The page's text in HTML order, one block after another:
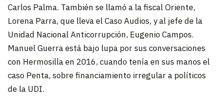
Carlos Palma. También se llamó a la fiscal Oriente,
Lorena Parra, que lleva el Caso Audios, y al jefe de la
Unidad Nacional Anticorrupción, Eugenio Campos.
Manuel Guerra está bajo lupa por sus conversaciones
con Hermosilla en 2016, cuando tenía en sus manos el
caso Penta, sobre financiamiento irregular a políticos
de la UDI.